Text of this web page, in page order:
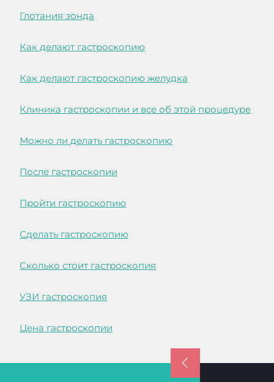
Глотания зонда
Как делают гастроскопию
Как делают гастроскопию желудка
Клиника гастроскопии и все об этой процедуре
Можно ли делать гастроскопию
После гастроскопии
Пройти гастроскопию
Сделать гастроскопию
Сколько стоит гастроскопия
УЗИ гастроскопия
Цена гастроскопии